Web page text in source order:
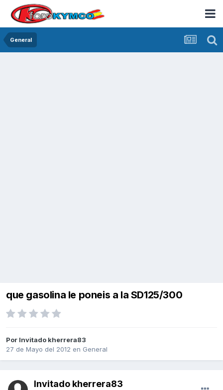
General
que gasolina le poneis a la SD125/300
Por Invitado kherrera83
27 de Mayo del 2012 en General
Invitado kherrera83